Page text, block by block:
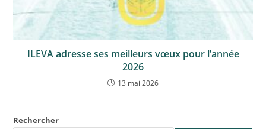
ILEVA adresse ses meilleurs vœux pour l’année
2026
13 mai 2026
Rechercher